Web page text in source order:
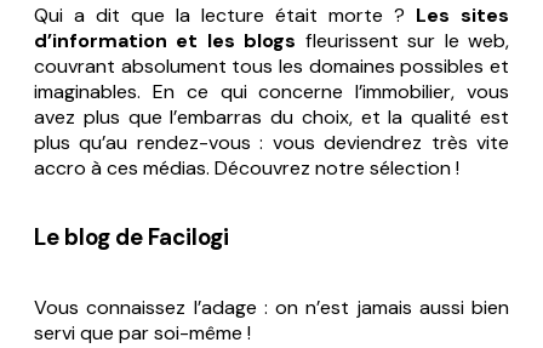
Qui a dit que la lecture était morte ? Les sites
d’information et les blogs fleurissent sur le web,
couvrant absolument tous les domaines possibles et
imaginables. En ce qui concerne l’immobilier, vous
avez plus que l’embarras du choix, et la qualité est
plus qu’au rendez-vous : vous deviendrez très vite
accro à ces médias. Découvrez notre sélection !
Le blog de Facilogi
Vous connaissez l’adage : on n’est jamais aussi bien
servi que par soi-même !